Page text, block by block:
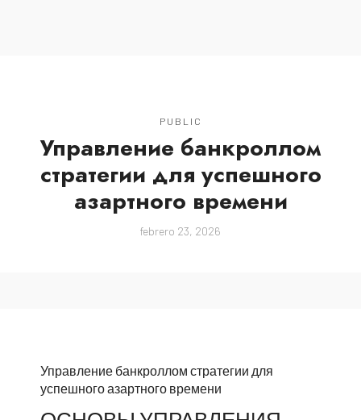
PUBLIC
Управление банкроллом
стратегии для успешного
азартного времени
febrero 23, 2026
Управление банкроллом стратегии для
успешного азартного времени